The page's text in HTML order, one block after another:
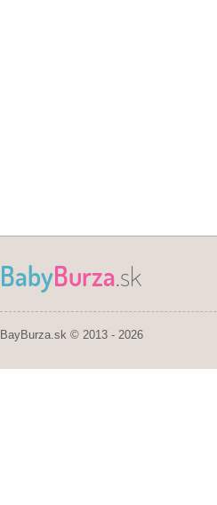
BabyBurza.sk
BayBurza.sk © 2013 - 2026